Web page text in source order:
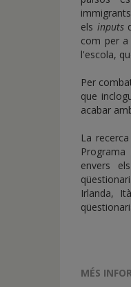
els inputs
com per
l'escola,
Per
que
acabar
La
envers
Irlanda,
MÉS